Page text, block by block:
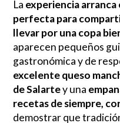
La experiencia arranca
perfecta para
llevar por una copa
aparecen pequeños
gastronómica y de
excelente queso
de Salartey una
recetas de siempre,
demostrar que